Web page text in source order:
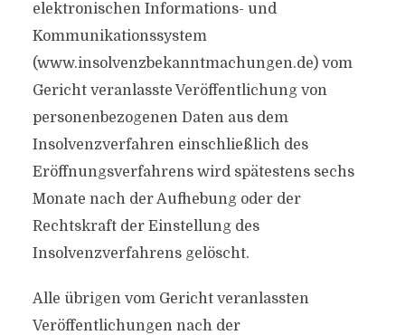
elektronischen Informations- und
Kommunikationssystem
(www.insolvenzbekanntmachungen.de) vom
Gericht veranlasste Veröffentlichung von
personenbezogenen Daten aus dem
Insolvenzverfahren einschließlich des
Eröffnungsverfahrens wird spätestens sechs
Monate nach der Aufhebung oder der
Rechtskraft der Einstellung des
Insolvenzverfahrens gelöscht.
Alle übrigen vom Gericht veranlassten
Veröffentlichungen nach der